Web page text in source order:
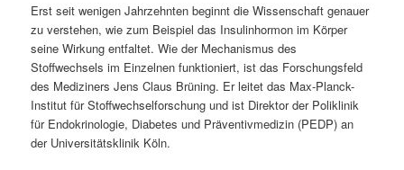
n
g
e
n
r
i
n
g
Erst seit wenigen Jahrzehnten beginnt die Wissenschaft genauer
zu verstehen, wie zum Beispiel das Insulinhormon im Körper
seine Wirkung entfaltet. Wie der Mechanismus des
Stoffwechsels im Einzelnen funktioniert, ist das Forschungsfeld
des Mediziners Jens Claus Brüning. Er leitet das Max-Planck-
Institut für Stoffwechselforschung und ist Direktor der Poliklinik
für Endokrinologie, Diabetes und Präventivmedizin (PEDP) an
der Universitätsklinik Köln.